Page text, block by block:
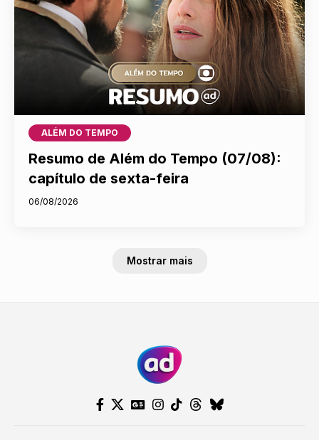
ALÉM DO TEMPO
Resumo de Além do Tempo (07/08):
capítulo de sexta-feira
06/08/2026
Mostrar mais